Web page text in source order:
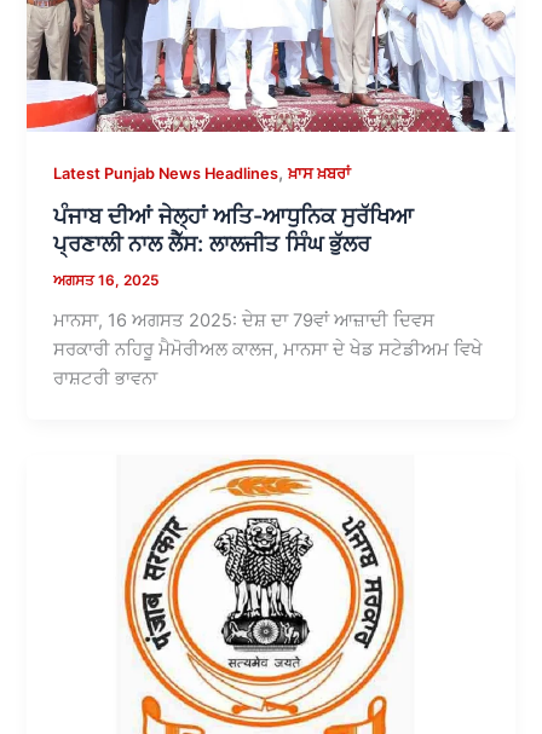
Latest Punjab News Headlines,ਖ਼ਾਸ ਖ਼ਬਰਾਂ
ਪੰਜਾਬ ਦੀਆਂ ਜੇਲ੍ਹਾਂ ਅਤਿ-ਆਧੁਨਿਕ ਸੁਰੱਖਿਆ
ਪ੍ਰਣਾਲੀ ਨਾਲ ਲੈੱਸ: ਲਾਲਜੀਤ ਸਿੰਘ ਭੁੱਲਰ
ਅਗਸਤ 16, 2025
ਮਾਨਸਾ, 16 ਅਗਸਤ 2025: ਦੇਸ਼ ਦਾ 79ਵਾਂ ਆਜ਼ਾਦੀ ਦਿਵਸ
ਸਰਕਾਰੀ ਨਹਿਰੂ ਮੈਮੋਰੀਅਲ ਕਾਲਜ, ਮਾਨਸਾ ਦੇ ਖੇਡ ਸਟੇਡੀਅਮ ਵਿਖੇ
ਰਾਸ਼ਟਰੀ ਭਾਵਨਾ